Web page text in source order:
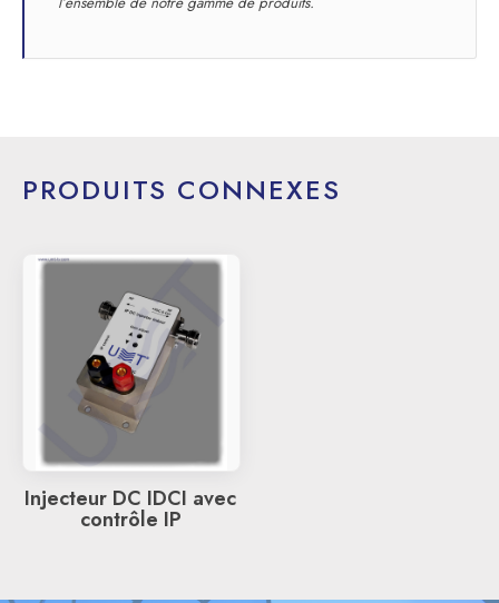
PRODUITS CONNEXES
Injecteur DC IDCI avec
contrôle IP